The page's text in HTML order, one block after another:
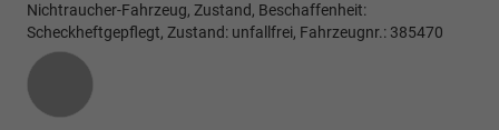
Nichtraucher-Fahrzeug, Zustand, Beschaffenheit:
Scheckheftgepflegt, Zustand: unfallfrei, Fahrzeugnr.: 385470